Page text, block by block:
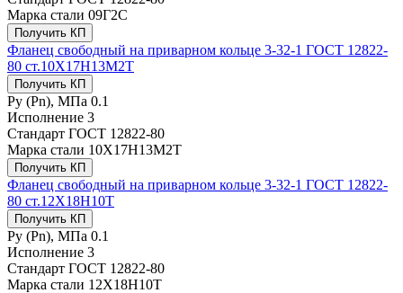
Марка стали 09Г2С
Получить КП
Фланец свободный на приварном кольце 3-32-1 ГОСТ 12822-
80 ст.10Х17Н13М2Т
Получить КП
Ру (Рn), МПа 0.1
Исполнение 3
Стандарт ГОСТ 12822-80
Марка стали 10Х17Н13М2Т
Получить КП
Фланец свободный на приварном кольце 3-32-1 ГОСТ 12822-
80 ст.12Х18Н10Т
Получить КП
Ру (Рn), МПа 0.1
Исполнение 3
Стандарт ГОСТ 12822-80
Марка стали 12Х18Н10Т